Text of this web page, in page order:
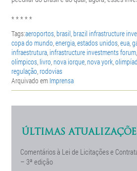
* * * * *
Tags:aeroportos, brasil, brazil infrastructure
copa do mundo,energia,estados unidos,eua,
infraestrutura, infrastructure investments forum,
olímpicos, livro, nova iorque, nova york,
regulação, rodovias
Arquivado em Imprensa
ÚLTIMAS
Comentários à Lei de Licitações e
– 3ª edição